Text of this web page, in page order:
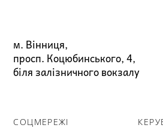
м. Вінниця,
просп. Коцюбинського, 4,
біля залізничного вокзалу
СОЦМЕРЕЖІ